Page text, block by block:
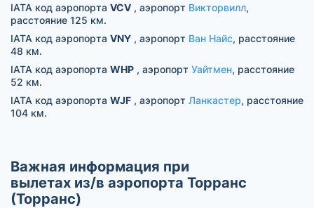
IATA код аэропорта VCV , аэропорт Викторвилл,
расстояние 125 км.
IATA код аэропорта VNY , аэропорт Ван Найс, расстояние
48 км.
IATA код аэропорта WHP , аэропорт Уайтмен, расстояние
52 км.
IATA код аэропорта WJF , аэропорт Ланкастер, расстояние
104 км.
Важная информация при
вылетах из/в аэропорта Торранс
(Торранс)